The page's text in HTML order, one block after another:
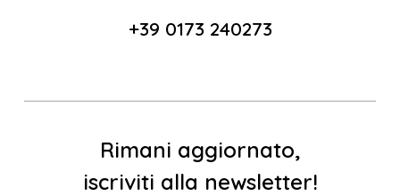
Rimani aggiornato,
iscriviti alla newsletter!
+39 0173 240273